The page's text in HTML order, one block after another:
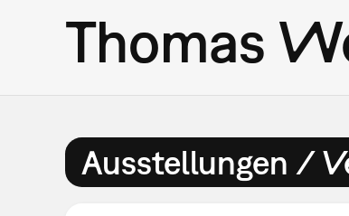
Thomas
Ausstellungen /